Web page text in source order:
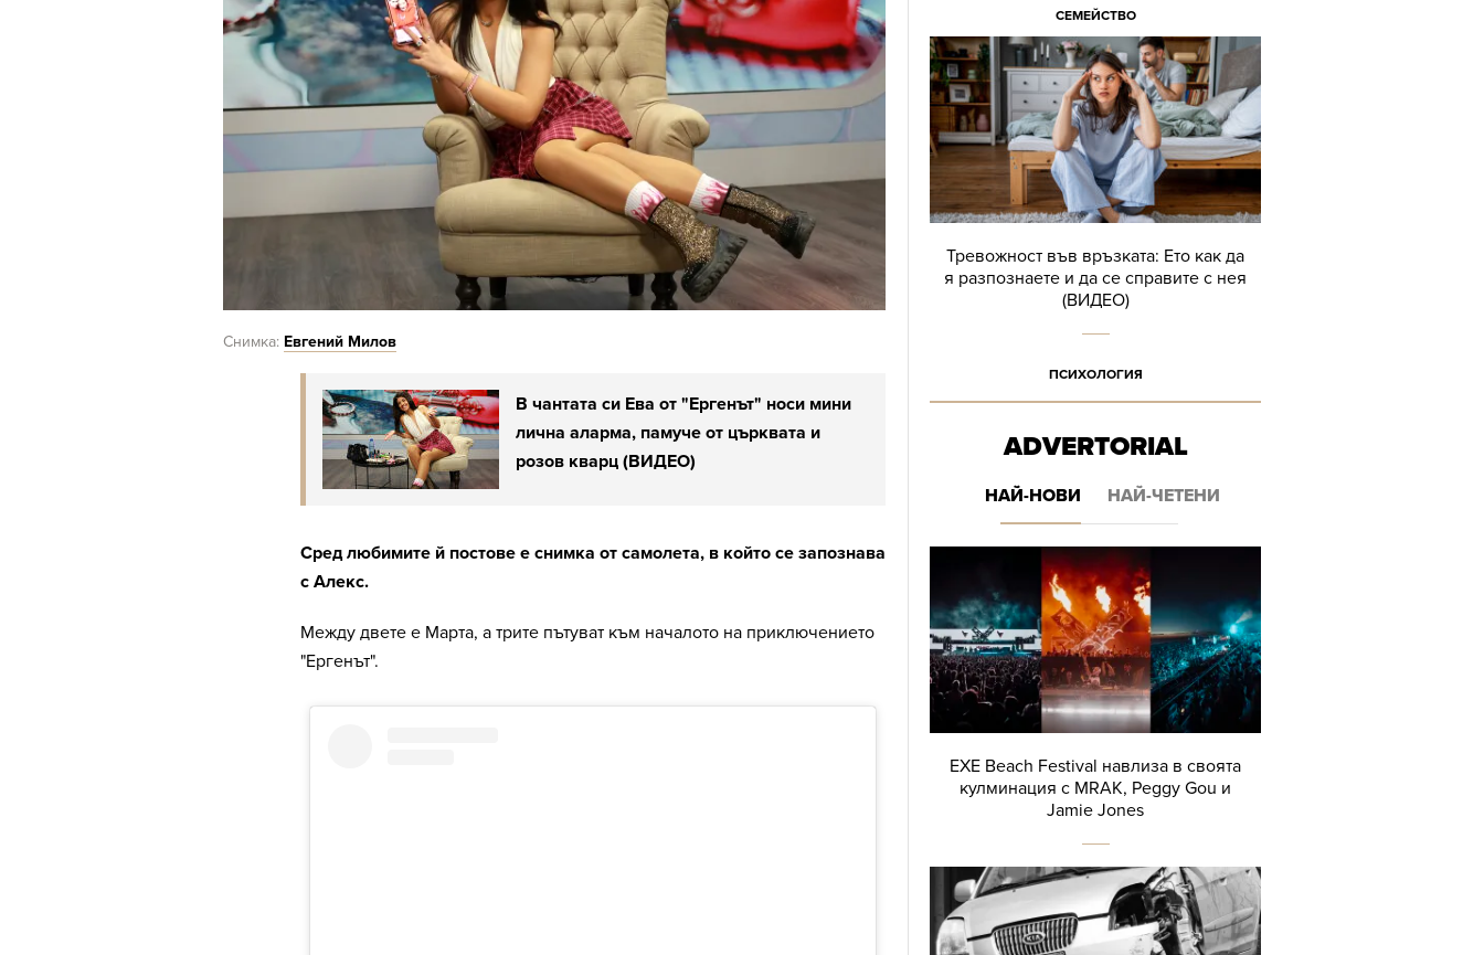
Снимка: Евгений Милов
В чантата си Ева от "Ергенът" носи мини
лична аларма, памуче от църквата и
розов кварц (ВИДЕО)
Сред любимите й постове е снимка от самолета, в който се запознава
с Алекс.
Между двете е Марта, а трите пътуват към началото на приключението
"Ергенът".
СЕМЕЙСТВО
Тревожност във връзката: Ето как да
я разпознаете и да се справите с нея
(ВИДЕО)
ПСИХОЛОГИЯ
ADVERTORIAL
НАЙ-НОВИ НАЙ-ЧЕТЕНИ
EXE Beach Festival навлиза в своята
кулминация с MRAK, Peggy Gou и
Jamie Jones